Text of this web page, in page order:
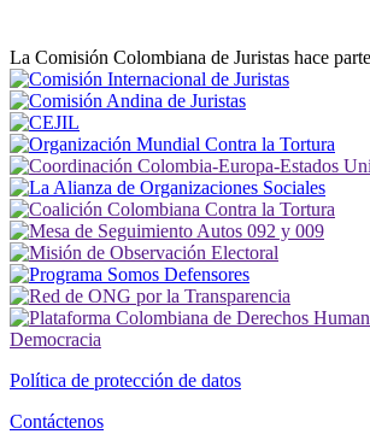
La Comisión Colombiana de Juristas hace
Política de protección de datos
Contáctenos